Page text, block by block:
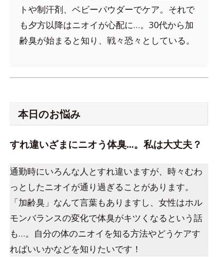
トや制汗剤、ベビーパウダーでケア。それで
も夕方以降はニオイが心配に…。30代から加
齢臭が始まると知り、戦々恐々としている。
本日のお悩み
すれ違いざまにニオう体臭…。私は大丈夫？
通勤時にいろんな人とすれ違いますが、時々むわ
っとしたニオイが通り過ぎることがあります。
「加齢臭」なんて言葉もありますし、女性はホル
モンバランスの変化で体臭がキツくなるという話
も…。自分の体のニオイを知る方法やどうケアす
ればいいかなどを知りたいです！